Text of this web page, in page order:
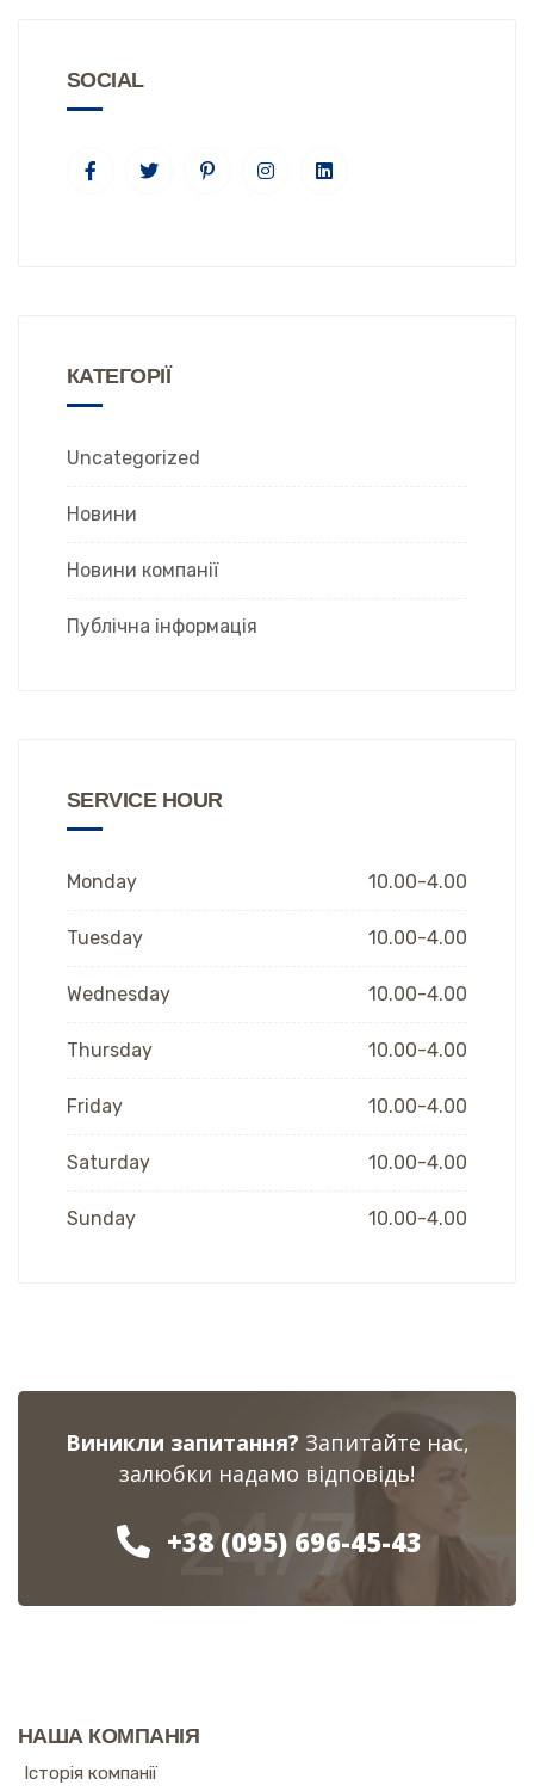
SOCIAL
КАТЕГОРІЇ
Uncategorized
Новини
Новини компанії
Публічна інформація
SERVICE HOUR
Monday 10.00-4.00
Tuesday 10.00-4.00
Wednesday 10.00-4.00
Thursday 10.00-4.00
Friday 10.00-4.00
Saturday 10.00-4.00
Sunday 10.00-4.00
Виникли запитання? Запитайте нас,
залюбки надамо відповідь!
+38 (095) 696-45-43
24/7
НАША КОМПАНІЯ
Історія компанії